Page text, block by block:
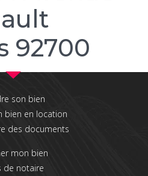
92700
son bien
bien en location
des documents
mon bien
de notaire